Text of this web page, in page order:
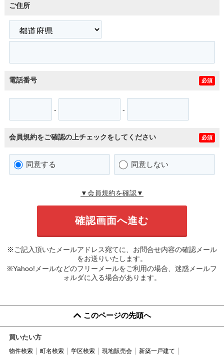
ご住所
電話番号 必須
- -
会員規約をご確認の上チェックをしてください 必須
同意する 同意しない
▼会員規約を確認▼
※ご記入頂いたメールアドレス宛てに、お問合せ内容の確認メール
をお送りいたします。
※Yahoo!メールなどのフリーメールをご利用の場合、迷惑メールフ
ォルダに入る場合があります。
このページの先頭へ
買いたい方
物件検索 町名検索 学区検索 現地販売会
新築一戸建て